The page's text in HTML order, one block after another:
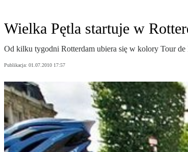
Wielka Pętla startuje w
Od kilku tygodni Rotterdam ubiera się w kolory Tour
Publikacja: 01.07.2010 17:57